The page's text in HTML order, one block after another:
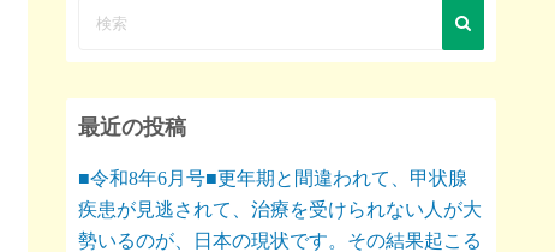
最近の投稿
■令和8年6月号■更年期と間違われて、甲状腺
疾患が見逃されて、治療を受けられない人が大
勢いるのが、日本の現状です。その結果起こる